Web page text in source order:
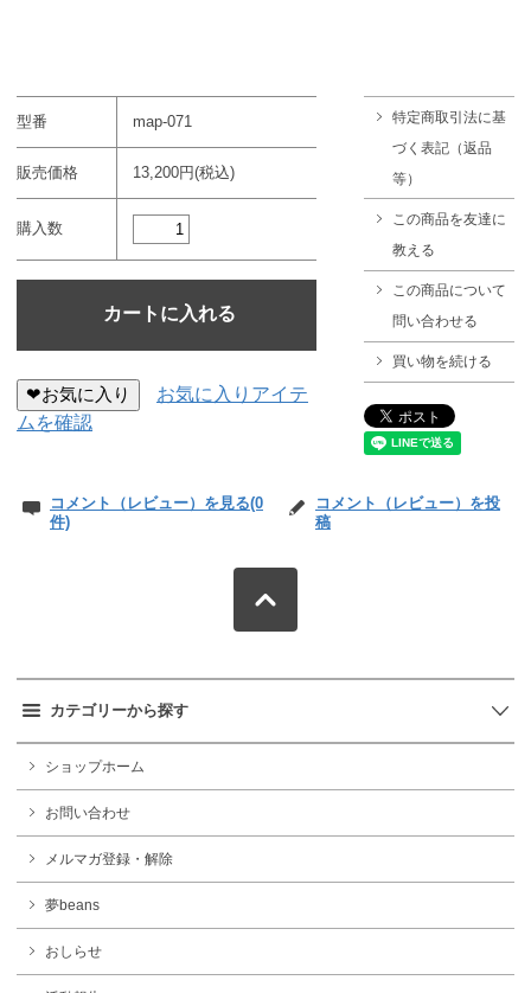
型番 map-071
販売価格 13,200円(税込)
購入数
❤お気に入り
お気に入りアイテ
ムを確認
特定商取引法に基
づく表記（返品
等）
この商品を友達に
教える
この商品について
問い合わせる
買い物を続ける
コメント（レビュー）を見る(0
件)
コメント（レビュー）を投
稿
カテゴリーから探す
ショップホーム
お問い合わせ
メルマガ登録・解除
夢beans
おしらせ